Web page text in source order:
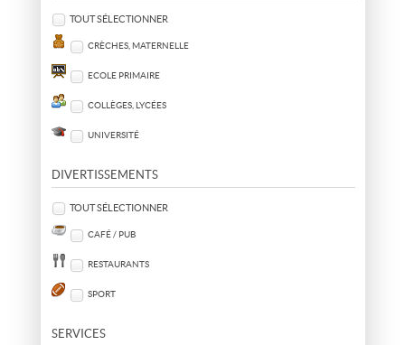
TOUT SÉLECTIONNER
CRÈCHES, MATERNELLE
ECOLE PRIMAIRE
COLLÈGES, LYCÉES
UNIVERSITÉ
DIVERTISSEMENTS
TOUT SÉLECTIONNER
CAFÉ / PUB
RESTAURANTS
SPORT
SERVICES